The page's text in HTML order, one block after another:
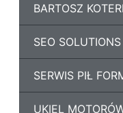
BARTOSZ
SEO SOLUTIONS
SERWIS PIŁ
UKIEL